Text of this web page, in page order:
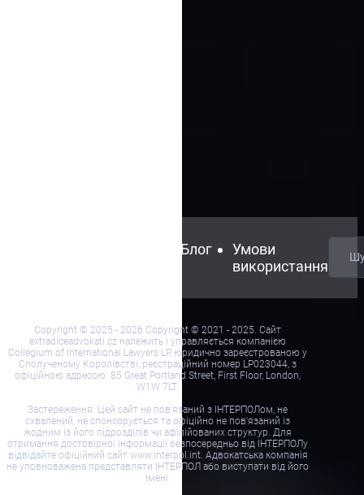
Блог
Умови
використання
Copyright © 2025 - 2026 Copyright © 2021 - 2025. Сайт
extradiceadvokati.cz належить і управляється компанією
Collegium of International Lawyers LP, юридично зареєстрованою у
Сполученому Королівстві, реєстраційний номер LP023044, з
офіційною адресою: 85 Great Portland Street, First Floor, London,
W1W 7LT.
Застереження: Цей сайт не пов'язаний з ІНТЕРПОЛом, не
схвалений, не спонсорується та офіційно не пов'язаний із
жодним із його підрозділів чи афілійованих структур. Для
отримання достовірної інформації безпосередньо від ІНТЕРПОЛу
відвідайте офіційний сайт www.interpol.int. Адвокатська компанія
не уповноважена представляти ІНТЕРПОЛ або виступати від його
імені.